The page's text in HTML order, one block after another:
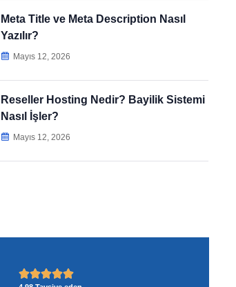
Meta Title ve Meta Description Nasıl
Yazılır?
Mayıs 12, 2026
Reseller Hosting Nedir? Bayilik Sistemi
Nasıl İşler?
Mayıs 12, 2026